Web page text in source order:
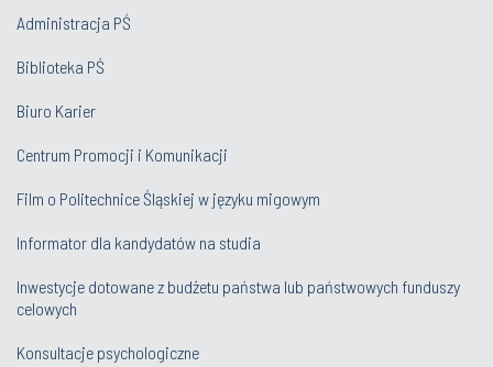
Administracja PŚ
Biblioteka PŚ
Biuro Karier
Centrum Promocji i Komunikacji
Film o Politechnice Śląskiej w języku migowym
Informator dla kandydatów na studia
Inwestycje dotowane z budżetu państwa lub państwowych funduszy
celowych
Konsultacje psychologiczne